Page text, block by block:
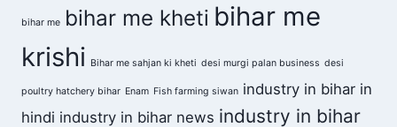
bihar me bihar me kheti bihar me
krishi Bihar me sahjan ki kheti desi murgi palan business desi
poultry hatchery bihar Enam Fish farming siwan industry in bihar in
hindi industry in bihar news industry in bihar